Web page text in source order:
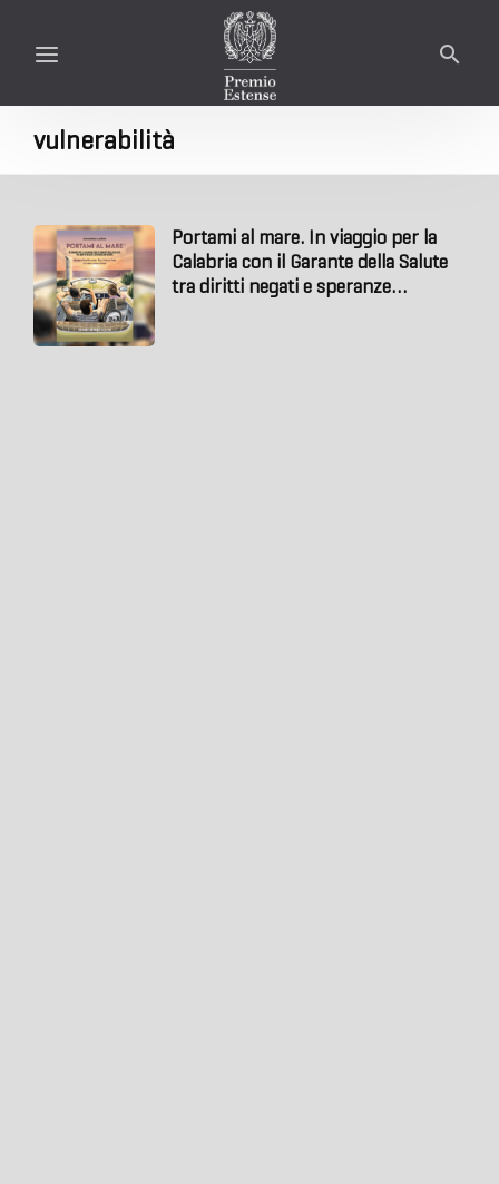
vulnerabilità
Portami al mare. In viaggio per la
Calabria con il Garante della Salute
tra diritti negati e speranze